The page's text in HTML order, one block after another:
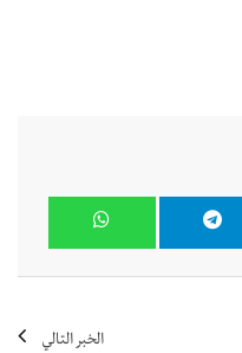
الخبر التالي